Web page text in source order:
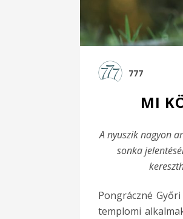
777
MI
A nyuszik nagyon
sonka
Pongráczné
templomi